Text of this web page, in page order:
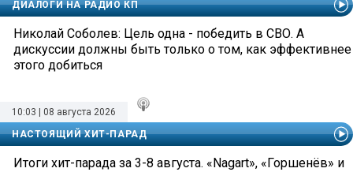
ДИАЛОГИ НА РАДИО КП
Николай Соболев: Цель одна - победить в СВО. А
дискуссии должны быть только о том, как эффективнее
этого добиться
10:03 | 08 августа 2026
НАСТОЯЩИЙ ХИТ-ПАРАД
Итоги хит-парада за 3-8 августа. «Nagart», «Горшенёв» и